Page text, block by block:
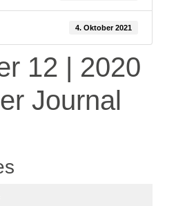
4. Oktober 2021
12 | 2020
Journal